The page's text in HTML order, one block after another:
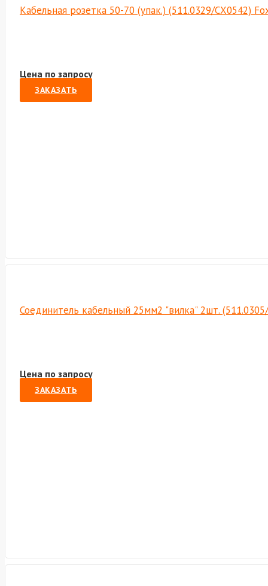
Кабельная розетка 50-70 (упак.) (511.0329/СХ0542)
Цена по запросу
ЗАКАЗАТЬ
Соединитель кабельный 25мм2 "вилка" 2шт.
Цена по запросу
ЗАКАЗАТЬ